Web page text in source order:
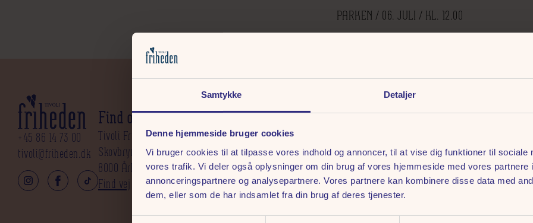
Samtykke Detaljer
Denne hjemmeside bruger cookies
Vi bruger cookies til at tilpasse vores indhold og annoncer, til at vise dig funktioner til sociale
vores trafik. Vi deler også oplysninger om din brug af vores hjemmeside med vores partnere
annonceringspartnere og analysepartnere. Vores partnere kan kombinere disse data med
dem, eller som de har indsamlet fra din brug af deres tjenester.
PARKEN / 06. JULI / KL. 12.00
+45 86 14 73 00
tivoli@friheden.dk
Find os
Tivoli Friheden A/S
Skovbrynet 5
8000 Århus C
Find vej
Praktisk Info
Salgs- og leveringsbetingelser
Persondatapolitik
Cookies